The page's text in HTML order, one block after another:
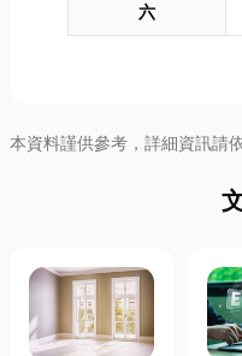
六
本資料謹供參考，詳細資訊請